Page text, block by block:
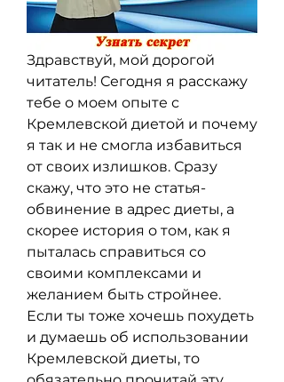
Здравствуй, мой дорогой
читатель! Сегодня я расскажу
тебе о моем опыте с
Кремлевской диетой и почему
я так и не смогла избавиться
от своих излишков. Сразу
скажу, что это не статья-
обвинение в адрес диеты, а
скорее история о том, как я
пыталась справиться со
своими комплексами и
желанием быть стройнее.
Если ты тоже хочешь похудеть
и думаешь об использовании
Кремлевской диеты, то